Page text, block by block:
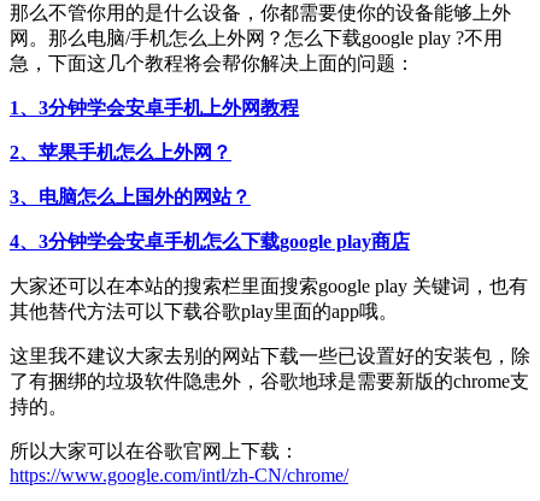
那么不管你用的是什么设备，你都需要使你的设备能够上外
网。那么电脑/手机怎么上外网？怎么下载google play ?不用
急，下面这几个教程将会帮你解决上面的问题：
1、3分钟学会安卓手机上外网教程
2、苹果手机怎么上外网？
3、电脑怎么上国外的网站？
4、3分钟学会安卓手机怎么下载google play商店
大家还可以在本站的搜索栏里面搜索google play 关键词，也有
其他替代方法可以下载谷歌play里面的app哦。
这里我不建议大家去别的网站下载一些已设置好的安装包，除
了有捆绑的垃圾软件隐患外，谷歌地球是需要新版的chrome支
持的。
所以大家可以在谷歌官网上下载：
https://www.google.com/intl/zh-CN/chrome/